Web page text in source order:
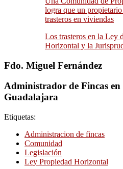
logra que un
trasteros en viviendas
Los trasteros en la Ley
Horizontal y la
Fdo. Miguel Fernández
Administrador de Fincas
Guadalajara
Etiquetas:
Administracion de fincas
Comunidad
Legislación
Ley Propiedad Horizontal